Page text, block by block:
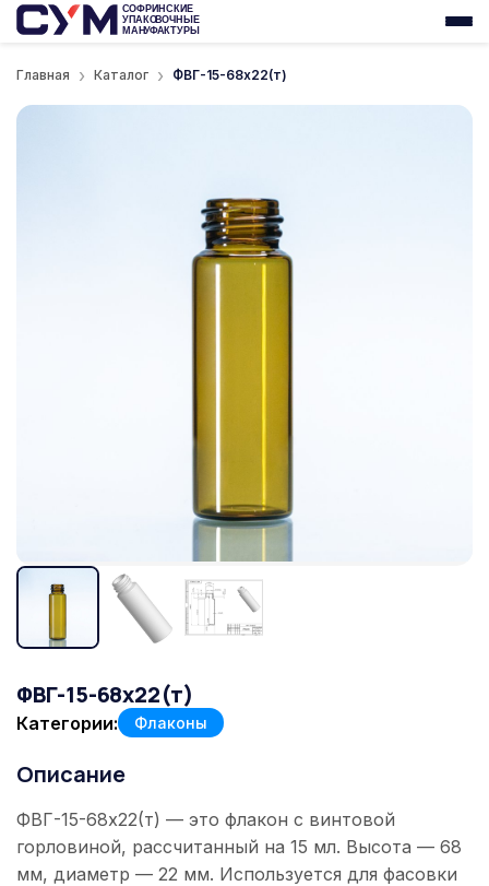
Главная Каталог ФВГ-15-68x22(т)
ФВГ-15-68x22(т)
Категории: Флаконы
Описание
ФВГ-15-68x22(т) — это флакон с винтовой
горловиной, рассчитанный на 15 мл. Высота — 68
мм, диаметр — 22 мм. Используется для фасовки